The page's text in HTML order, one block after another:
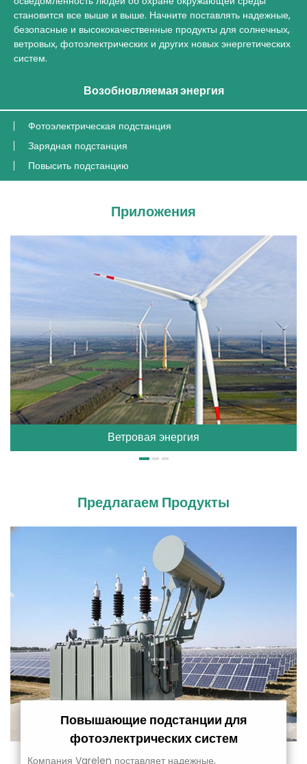
становится все выше и выше. Начните поставлять надежные,
безопасные и высококачественные продукты для солнечных,
ветровых, фотоэлектрических и других новых энергетических
систем.
Возобновляемая энергия
Фотоэлектрическая подстанция
Зарядная подстанция
Повысить подстанцию
Приложения
Ветровая энергия
Предлагаем Продукты
Повышающие подстанции для
фотоэлектрических систем
Компания Varelen поставляет надежные,